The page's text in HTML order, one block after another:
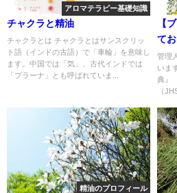
アロマテラピー基礎知識
チャクラと精油
チャクラとは チャクラとはサンスクリッ
ト語（インドの古語）で「車輪」を意味し
ます。中国では「気」、古代インドでは
「プラーナ」とも呼ばれていま...
【
て
べ
管理
いま
典』
（
精油のプロフィール